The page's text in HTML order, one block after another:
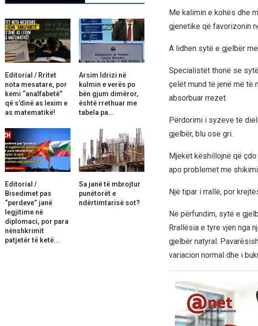
Me kalimin e kohës dhe
gjenetike që favorizonin
A lidhen sytë e gjelbër
Specialistët thonë se
çelët mund të jenë më të
absorbuar rrezet.
Përdorimi i syzeve të
gjelbër, blu ose gri.
Mjekët këshillojnë që
apo problemet me
Një tipar i rrallë, por
Në përfundim, sytë e
Rrallësia e tyre vjen nga
gjelbër natyral.
variacion normal dhe i
Editorial / Rritet
nota mesatare, por
kemi “analfabetë”
që s’dinë as lexim e
as matematikë!
Arsim Idrizi në
kulmin e verës po
bën gjum dimëror,
është rrethuar me
tabela pa...
Editorial /
Bisedimet pas
“perdeve” janë
legjitime në
diplomaci, por para
nënshkrimit
patjetër të ketë...
Sa janë të mbrojtur
punëtorët e
ndërtimtarisë sot?